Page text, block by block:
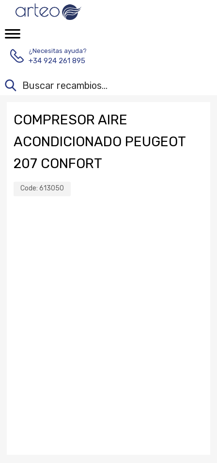
¿Necesitas ayuda?
+34 924 261 895
COMPRESOR AIRE
ACONDICIONADO PEUGEOT
207 CONFORT
Code: 613050